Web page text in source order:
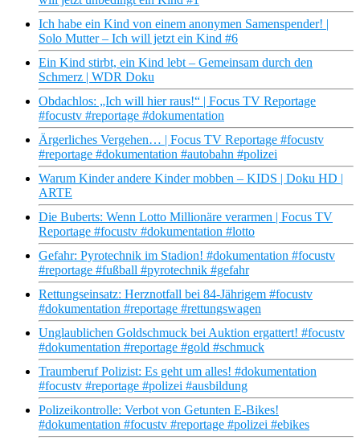
Ich habe ein Kind von einem anonymen Samenspender! |
Solo Mutter – Ich will jetzt ein Kind #6
Ein Kind stirbt, ein Kind lebt – Gemeinsam durch den
Schmerz | WDR Doku
Obdachlos: „Ich will hier raus!“ | Focus TV Reportage
#focustv #reportage #dokumentation
Ärgerliches Vergehen… | Focus TV Reportage #focustv
#reportage #dokumentation #autobahn #polizei
Warum Kinder andere Kinder mobben – KIDS | Doku HD |
ARTE
Die Buberts: Wenn Lotto Millionäre verarmen | Focus TV
Reportage #focustv #dokumentation #lotto
Gefahr: Pyrotechnik im Stadion! #dokumentation #focustv
#reportage #fußball #pyrotechnik #gefahr
Rettungseinsatz: Herznotfall bei 84-Jährigem #focustv
#dokumentation #reportage #rettungswagen
Unglaublichen Goldschmuck bei Auktion ergattert! #focustv
#dokumentation #reportage #gold #schmuck
Traumberuf Polizist: Es geht um alles! #dokumentation
#focustv #reportage #polizei #ausbildung
Polizeikontrolle: Verbot von Getunten E-Bikes!
#dokumentation #focustv #reportage #polizei #ebikes